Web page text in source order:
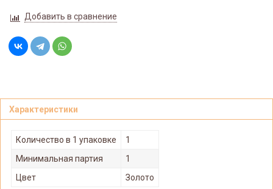
Добавить в сравнение
Характеристики
Количество в 1 упаковке
1
Минимальная партия
1
Цвет
Золото